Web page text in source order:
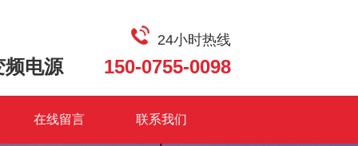
24小时热线
频电源 150-0755-0098
在线留言 联系我们